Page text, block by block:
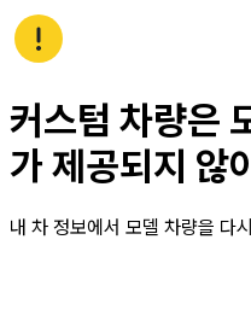
커스텀 차량은
가 제공되지 않
내 차 정보에서 모델 차량을 다